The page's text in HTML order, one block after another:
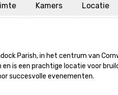
Kamers Locatie
Parish, in het centrum van
is een prachtige locatie voor
succesvolle evenementen.